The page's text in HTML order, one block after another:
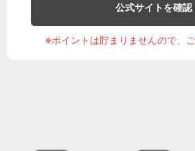
公式サイトを確認
※ポイントは貯まりませんので、ご